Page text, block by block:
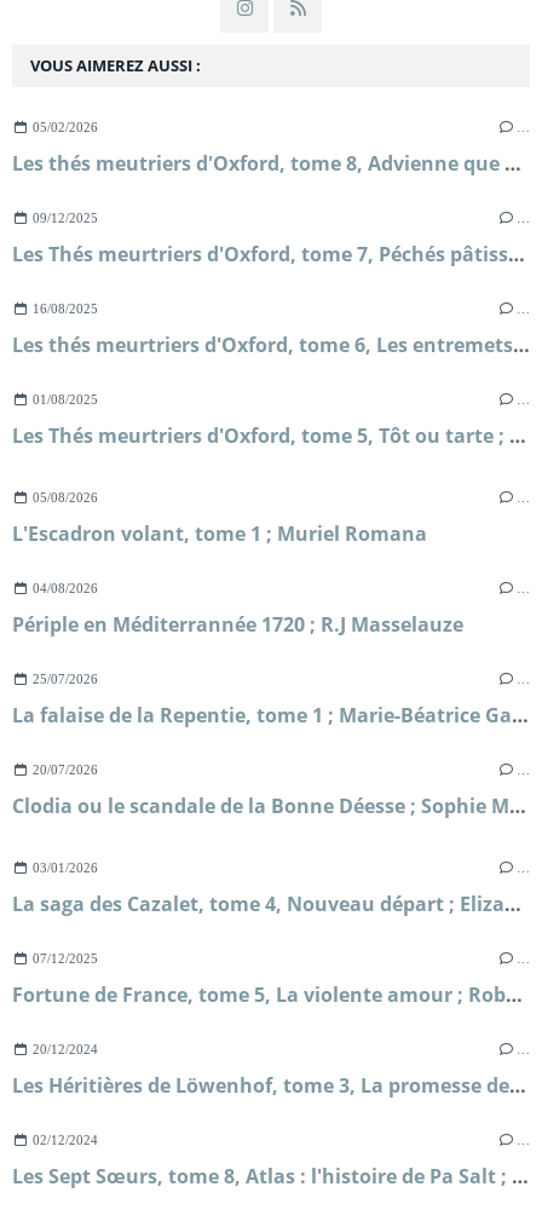
VOUS AIMEREZ AUSSI :
05/02/2026
Les thés meutriers d'Oxford, tome 8, Advienne que mourra ; H.Y Hanna
09/12/2025
Les Thés meurtriers d'Oxford, tome 7, Péchés pâtissiers ; H.Y Hanna
16/08/2025
Les thés meurtriers d'Oxford, tome 6, Les entremets tueurs ; H.Y Hanna
01/08/2025
Les Thés meurtriers d'Oxford, tome 5, Tôt ou tarte ; H.Y Hanna
05/08/2026
L'Escadron volant, tome 1 ; Muriel Romana
04/08/2026
Périple en Méditerrannée 1720 ; R.J Masselauze
25/07/2026
La falaise de la Repentie, tome 1 ; Marie-Béatrice Gauvin
20/07/2026
Clodia ou le scandale de la Bonne Déesse ; Sophie Malick-Prunier
03/01/2026
La saga des Cazalet, tome 4, Nouveau départ ; Elizabeth Jane Howard
07/12/2025
Fortune de France, tome 5, La violente amour ; Robert Merle
20/12/2024
Les Héritières de Löwenhof, tome 3, La promesse de Solveig ; Corina Bomann
02/12/2024
Les Sept Sœurs, tome 8, Atlas : l'histoire de Pa Salt ; Lucinda Riley et Harry Whittaker